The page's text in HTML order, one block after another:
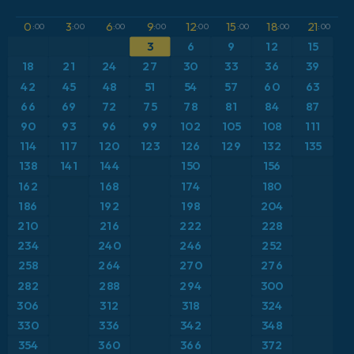
ICON Alemania 2 km
Caribe
Escandinavia
Estados Unidos
Europa
Francia
Grecia
Islandia
Anomalía de temperatura a 2 m
Anomalía de temperatura a 850 hPa
CAPE
Precipitación, nubes y presión
Profundidad de nieve
Punto de rocío a 2 m
Ráfagas de Viento Máximas
Ráfagas de viento
0 :00 3:00 6:00 9:00 12:00 15 :00 18:00 21:00
3 6 9 12
15
18
21 24 27 30 33 36 39
42 45 48 51 54 57 60 63
66 69 72 75 78 81 84
87
90
93 96 99 102 105 108 111
114 117 120 123 126 129 132 135
138 141 144 150
156
162
168 174
180
186
192 198
204
210
216 222 228
234 240 246 252
258 264 270
276
282
288 294
300
306
312 318
324
330
336 342 348
354 360 366 372